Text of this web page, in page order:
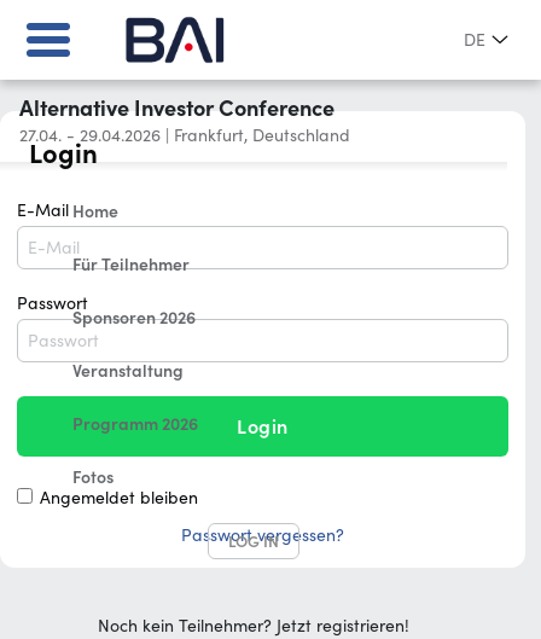
Alternative Investor Conference
27.04. - 29.04.2026 | Frankfurt, Deutschland
Home
Für Teilnehmer
Sponsoren 2026
Veranstaltung
Programm 2026
Fotos
LOG IN
Noch kein Teilnehmer? Jetzt registrieren!
DE
Login
E-Mail
Passwort
Login
Angemeldet bleiben
Passwort vergessen?